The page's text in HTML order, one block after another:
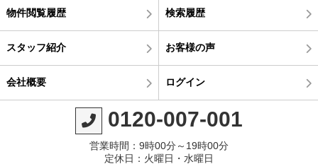
物件閲覧履歴 検索履歴
スタッフ紹介 お客様の声
会社概要 ログイン
0120-007-001
営業時間：9時00分～19時00分
定休日：火曜日・水曜日